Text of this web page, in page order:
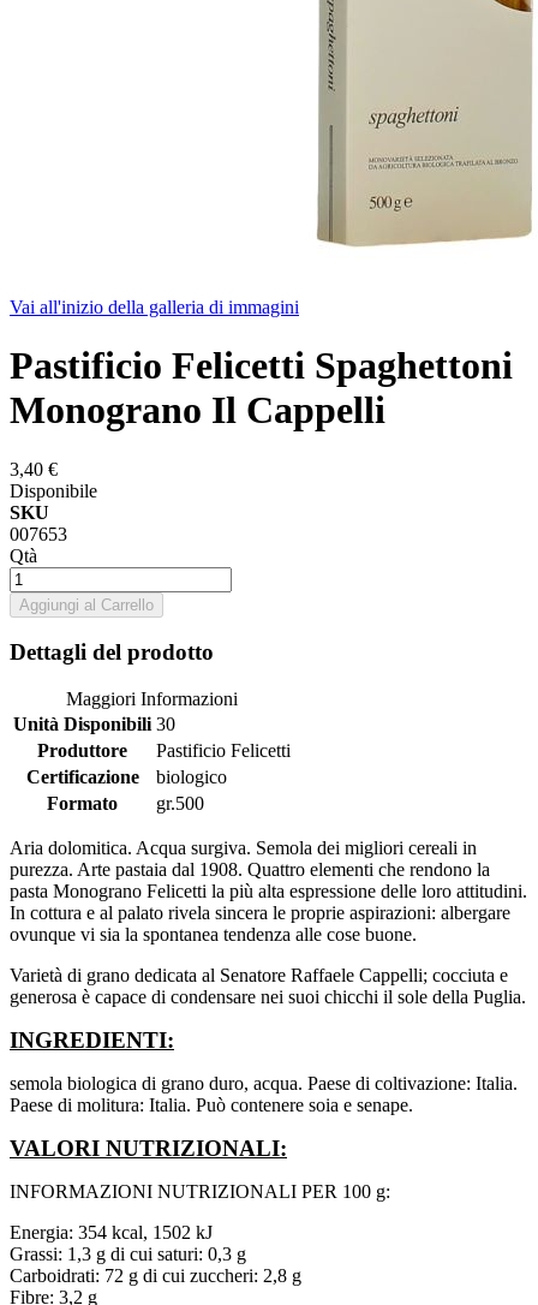
Vai all'inizio della galleria di immagini
Pastificio Felicetti Spaghettoni
Monograno Il Cappelli
3,40 €
Disponibile
SKU
007653
Qtà
Aggiungi al Carrello
Dettagli del prodotto
Maggiori Informazioni
Unità Disponibili 30
Produttore
Pastificio Felicetti
Certificazione
biologico
Formato
gr.500
Aria dolomitica. Acqua surgiva. Semola dei migliori cereali in
purezza. Arte pastaia dal 1908. Quattro elementi che rendono la
pasta Monograno Felicetti la più alta espressione delle loro attitudini.
In cottura e al palato rivela sincera le proprie aspirazioni: albergare
ovunque vi sia la spontanea tendenza alle cose buone.
Varietà di grano dedicata al Senatore Raffaele Cappelli; cocciuta e
generosa è capace di condensare nei suoi chicchi il sole della Puglia.
INGREDIENTI:
semola biologica di grano duro, acqua. Paese di coltivazione: Italia.
Paese di molitura: Italia. Può contenere soia e senape.
VALORI NUTRIZIONALI:
INFORMAZIONI NUTRIZIONALI PER 100 g:
Energia: 354 kcal, 1502 kJ
Grassi: 1,3 g di cui saturi: 0,3 g
Carboidrati: 72 g di cui zuccheri: 2,8 g
Fibre: 3,2 g